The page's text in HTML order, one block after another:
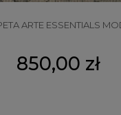
ARTE ESSENTIALS
850,00 zł